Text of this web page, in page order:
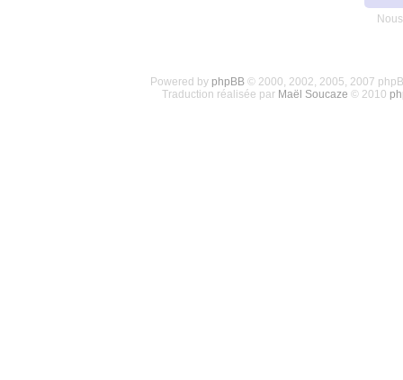
Powered by phpBB© 2000, 2002, 2005, 2007
Traduction réalisée par Maël Soucaze © 2010